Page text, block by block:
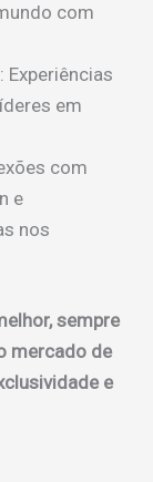
com
: Experiências
em
com
e
nos
sempre
mercado de
e